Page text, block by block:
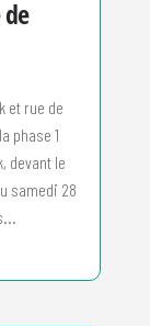
et rue de
phase 1
devant le
samedi 28